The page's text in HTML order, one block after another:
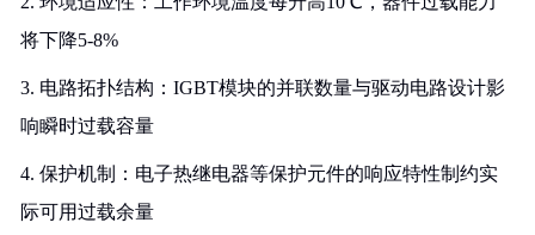
将下降5-8%
3. 电路拓扑结构：IGBT模块的并联数量与驱动电路设计影
响瞬时过载容量
4. 保护机制：电子热继电器等保护元件的响应特性制约实
际可用过载余量